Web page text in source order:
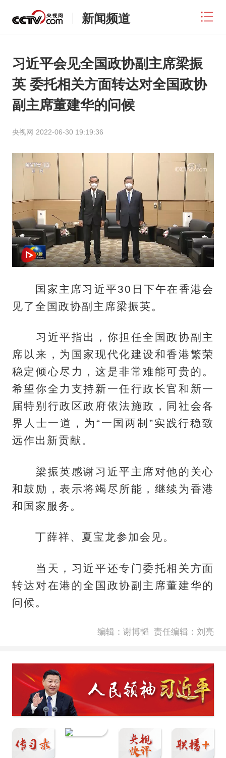
新闻频道
习近平会见全国政协副主席梁振
英 委托相关方面转达对全国政协
副主席董建华的问候
央视网 2022-06-30 19:19:36
国家主席习近平30日下午在香港会
见了全国政协副主席梁振英。
习近平指出，你担任全国政协副主
席以来，为国家现代化建设和香港繁荣
稳定倾心尽力，这是非常难能可贵的。
希望你全力支持新一任行政长官和新一
届特别行政区政府依法施政，同社会各
界人士一道，为“一国两制”实践行稳致
远作出新贡献。
梁振英感谢习近平主席对他的关心
和鼓励，表示将竭尽所能，继续为香港
和国家服务。
丁薛祥、夏宝龙参加会见。
当天，习近平还专门委托相关方面
转达对在港的全国政协副主席董建华的
问候。
编辑：谢博韬 责任编辑：刘亮